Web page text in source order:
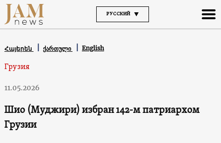
РУССКИЙ
Հայերեն ქართული English
Грузия
11.05.2026
Шио (Муджири) избран 142-м патриархом
Грузии